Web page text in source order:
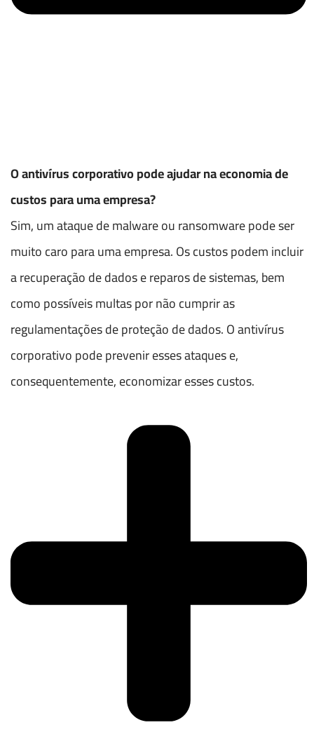
O antivírus corporativo pode ajudar na economia de
custos para uma empresa?
Sim, um ataque de malware ou ransomware pode ser
muito caro para uma empresa. Os custos podem incluir
a recuperação de dados e reparos de sistemas, bem
como possíveis multas por não cumprir as
regulamentações de proteção de dados. O antivírus
corporativo pode prevenir esses ataques e,
consequentemente, economizar esses custos.